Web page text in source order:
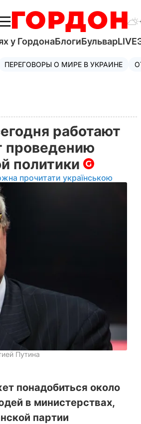
у ГордонаБлогиБульварLIVE
ПЕРЕГОВОРЫ О МИРЕ В УКРАИНЕ
работают
проведению
политики
прочитати українською
Путина
понадобиться около
в министерствах,
партии